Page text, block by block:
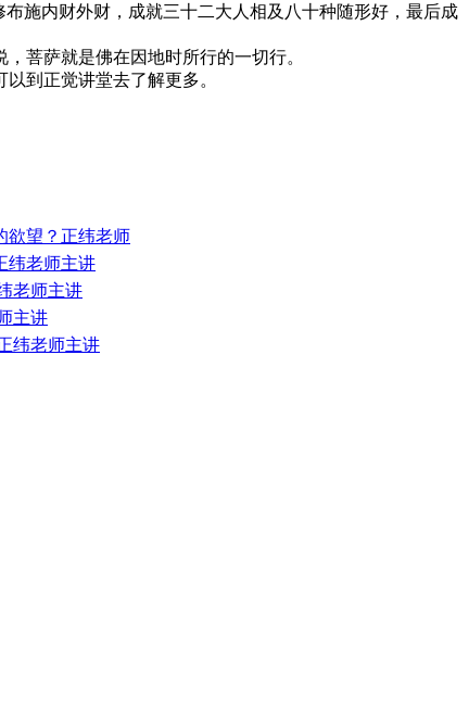
施内财外财，成就三十二大人相及八十种随形好，最后成
菩萨就是佛在因地时所行的一切行。
到正觉讲堂去了解更多。
欲望？正纬老师
纬老师主讲
老师主讲
主讲
纬老师主讲